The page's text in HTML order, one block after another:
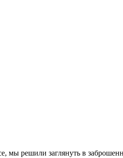
решили заглянуть в